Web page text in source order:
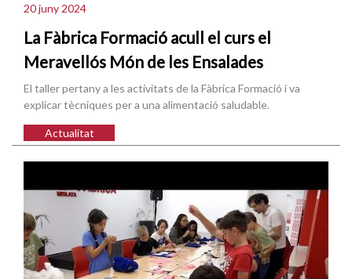
20 juny 2024
La Fàbrica Formació acull el curs el
Meravellós Món de les Ensalades
El taller pertany a les activitats de la Fàbrica Formació i va
explicar tècniques per a una alimentació saludable.
Actualitat